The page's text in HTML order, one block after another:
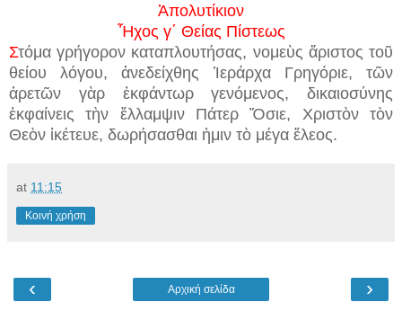
Ἀπολυτίκιον
Ἦχος γ΄ Θείας Πίστεως
Στόμα γρήγορον καταπλουτήσας, νομεὺς ἄριστος τοῦ
θείου λόγου, ἀνεδείχθης Ἱεράρχα Γρηγόριε, τῶν
ἀρετῶν γὰρ ἐκφάντωρ γενόμενος, δικαιοσύνης
ἐκφαίνεις τὴν ἔλλαμψιν Πάτερ Ὅσιε, Χριστὸν τὸν
Θεὸν ἱκέτευε, δωρήσασθαι ἠμιν τὸ μέγα ἔλεος.
at 11:15
Κοινή χρήση
‹ ›
Αρχική σελίδα